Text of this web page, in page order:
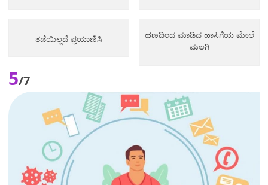
ತಡೆಯಿಲ್ಲದೆ ಪ್ರಯಾಣಿಸಿ
ಹಣದಿಂದ ಮಾಡಿದ ಹಾಸಿಗೆಯ ಮೇಲೆ
ಮಲಗಿ
5/7